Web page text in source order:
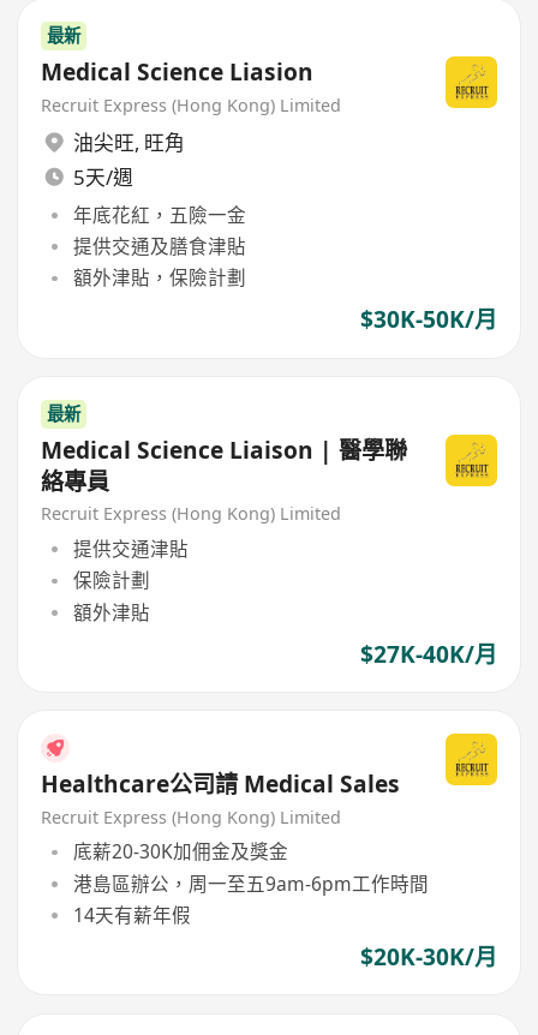
最新
Medical Science Liasion
Recruit Express (Hong Kong) Limited
油尖旺, 旺角
5天/週
年底花紅，五險一金
提供交通及膳食津貼
額外津貼，保險計劃
$30K-50K/月
最新
Medical Science Liaison | 醫學聯
絡專員
Recruit Express (Hong Kong) Limited
提供交通津貼
保險計劃
額外津貼
$27K-40K/月
Healthcare公司請 Medical Sales
Recruit Express (Hong Kong) Limited
底薪20-30K加佣金及獎金
港島區辦公，周一至五9am-6pm工作時間
14天有薪年假
$20K-30K/月